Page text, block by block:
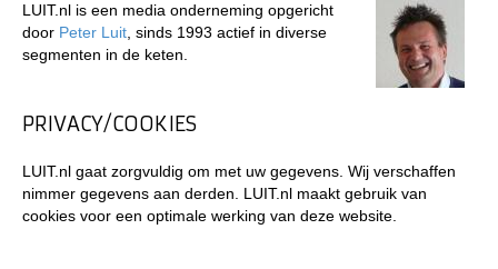
LUIT.nl is een media onderneming opgericht
door Peter Luit , sinds 1993 actief in diverse
segmenten in de keten.
PRIVACY/COOKIES
LUIT.nl gaat zorgvuldig om met uw gegevens. Wij verschaffen
nimmer gegevens aan derden. LUIT.nl maakt gebruik van
cookies voor een optimale werking van deze website.